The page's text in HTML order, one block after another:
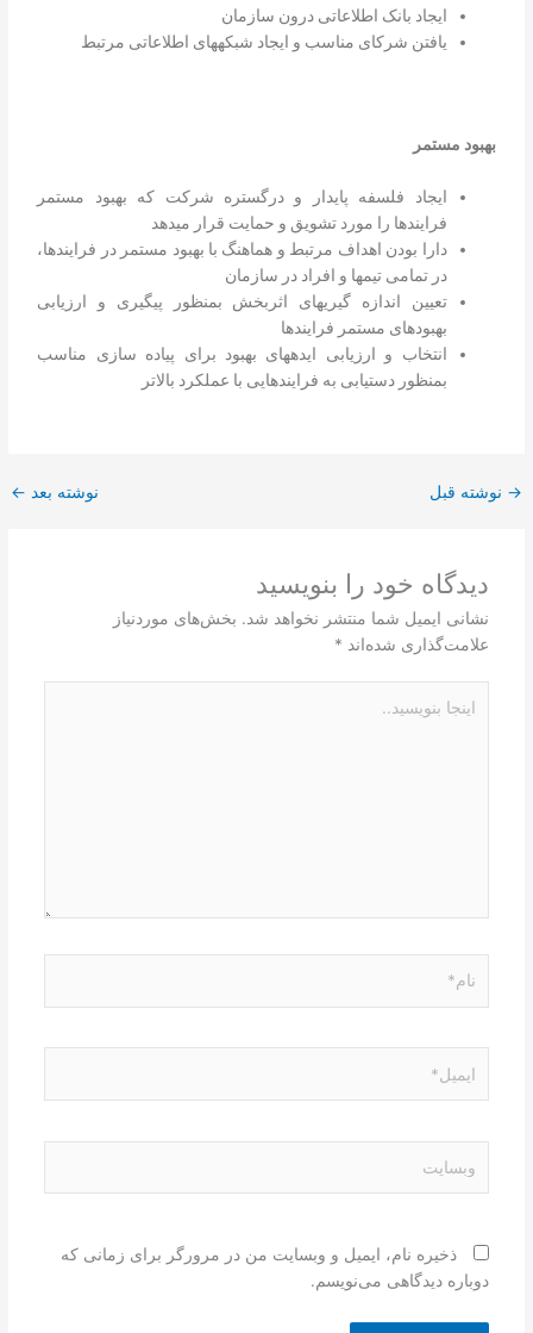
ایجاد بانک اطلاعاتی درون سازمان
یافتن شرکای مناسب و ایجاد شبکههای اطلاعاتی مرتبط
بهبود مستمر
ایجاد فلسفه پایدار و درگستره شرکت که بهبود مستمر
فرایندها را مورد تشویق و حمایت قرار میدهد
دارا بودن اهداف مرتبط و هماهنگ با بهبود مستمر در فرایندها،
در تمامی تیمها و افراد در سازمان
تعیین اندازه گیریهای اثربخش بمنظور پیگیری و ارزیابی
بهبودهای مستمر فرایندها
انتخاب و ارزیابی ایدههای بهبود برای پیاده سازی مناسب
بمنظور دستیابی به فرایندهایی با عملکرد بالاتر
→ نوشته قبل نوشته بعد ←
دیدگاه‌ خود را بنویسید
نشانی ایمیل شما منتشر نخواهد شد. بخش‌های موردنیاز
علامت‌گذاری شده‌اند *
بنویسید..
ذخیره نام، ایمیل و وبسایت من در مرورگر برای زمانی که
دوباره دیدگاهی می‌نویسم.